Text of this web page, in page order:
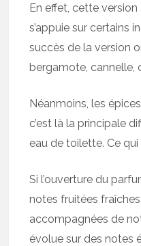
En effet, cette version
s’appuie sur certains
succès de la version
bergamote, cannelle,
Néanmoins, les
c’est là la principale
eau de toilette. Ce qui
Si l’ouverture du
notes fruitées
accompagnées de
évolue sur des notes